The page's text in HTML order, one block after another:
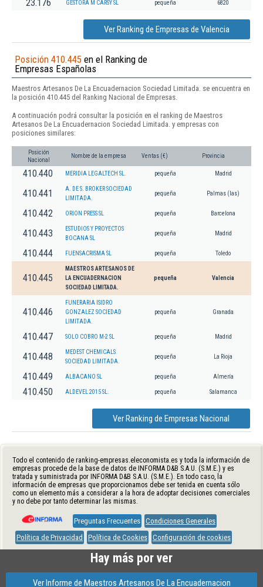
23.176 GESTORA M CARSY SL pequeña 6820
Ver Ranking de Empresas de Valencia
Posición 410.445 en el Ranking de
Empresas Españolas
Maestros Artesanos De La Encuadernacion Sociedad Limitada. se encuentra en
la posición 410.445 del Ranking Nacional de Empresas.
A continuación podrá consultar la posición en el ranking de Maestros
Artesanos De La Encuadernacion Sociedad Limitada. y empresas con
posiciones similares:
Posición
Nacional
Nombre de la empresa Ventas (€) Provincia
410.440 MERIDIA LEGALTECH SL. pequeña Madrid
410.441
A. DE S. BROKER SOCIEDAD
LIMITADA.
pequeña Palmas (las)
410.442 ORION PRESS SL pequeña Barcelona
410.443
ESTUDIOS Y PROYECTOS
BOCANA SL
pequeña Madrid
410.444 FUENSACRISMA SL pequeña Toledo
410.445
MAESTROS ARTESANOS DE
LA ENCUADERNACION
SOCIEDAD LIMITADA.
pequeña Valencia
410.446
FUNERARIA ISIDRO
GONZALEZ SOCIEDAD
LIMITADA.
pequeña Granada
410.447 SOLO COBRO M-2 SL pequeña Madrid
410.448
MEDEST CHEMICALS
SOCIEDAD LIMITADA.
pequeña La Rioja
410.449 ALBACANO SL pequeña Almería
410.450 ALDEVEL 2015 SL. pequeña Salamanca
Ver Ranking de Empresas Nacional
Todo el contenido de ranking-empresas.eleconomista.es y toda la información de
empresas procede de la base de datos de INFORMA D&B S.A.U. (S.M.E.) y es
tratada y suministrada por INFORMA D&B S.A.U. (S.M.E.). En todo caso, la
información de empresas que proporcionamos debe ser tenida en cuenta sólo
como un elemento más a considerar a la hora de adoptar decisiones comerciales
y no debe por tanto determinar las mismas.
Preguntas Frecuentes Condiciones Generales
Política de Privacidad
Política de Cookies Configuración de cookies
Hay más por ver
Ver Informe de Maestros Artesanos De La Encuadernacion